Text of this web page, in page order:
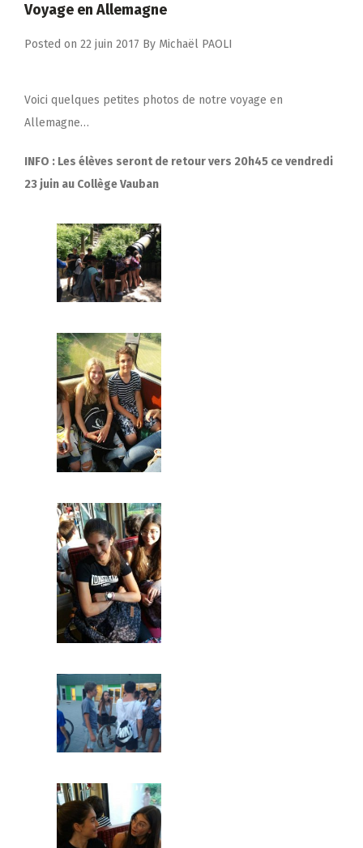
Voyage en Allemagne
Posted on 22 juin 2017 By Michaël PAOLI
Voici quelques petites photos de notre voyage en
Allemagne…
INFO : Les élèves seront de retour vers 20h45 ce vendredi
23 juin au Collège Vauban